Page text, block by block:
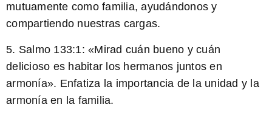
mutuamente como familia,ayudándonos y
compartiendo nuestras cargas.
5. Salmo 133:1: «Mirad cuán bueno y cuán
delicioso es habitar los hermanos juntos en
armonía». Enfatiza la importancia de la unidad y la
armonía en la familia.